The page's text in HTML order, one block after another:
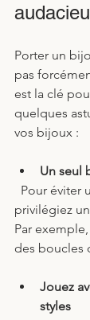
Porter un
pas
est la clé
quelques
vos bijoux :
Un seul
privilégiez
Par
des boucles
Jouez
styles